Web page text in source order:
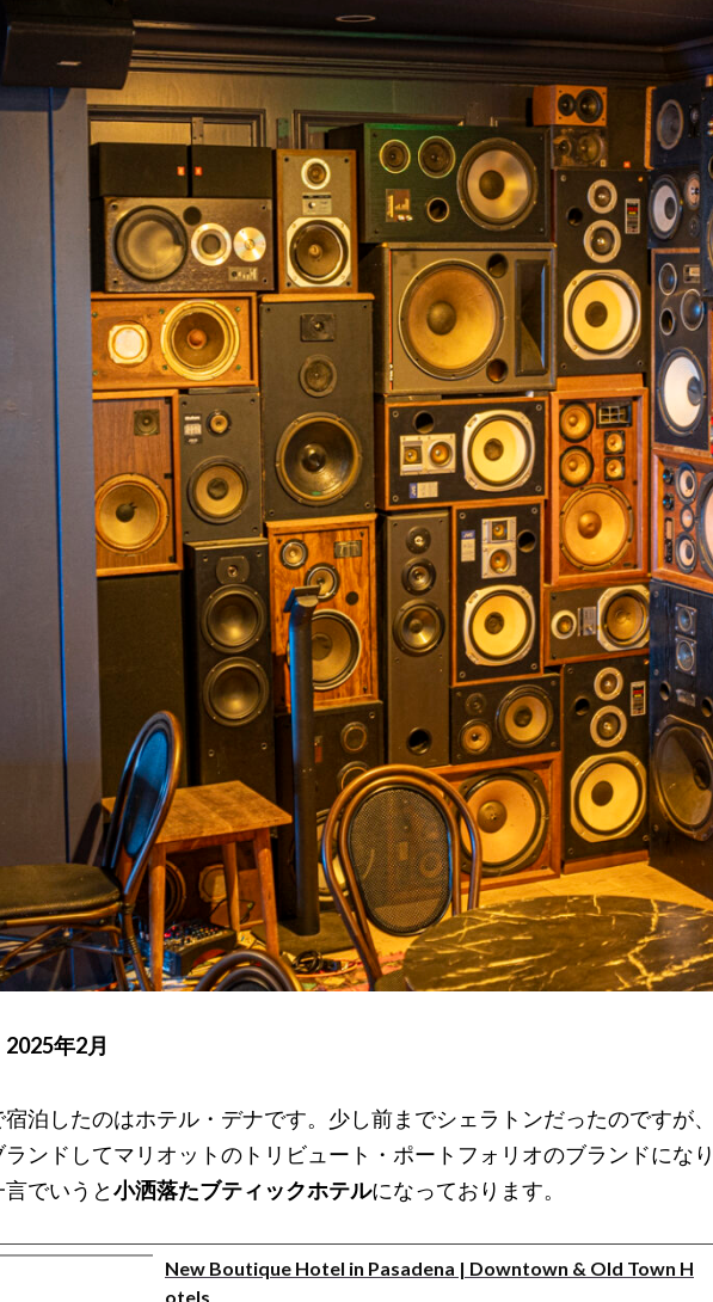
年2月
泊したのはホテル・デナです。少し前までシェラトンだったのですが、
ンドしてマリオットのトリビュート・ポートフォリオのブランドになり
でいうと小洒落たブティックホテルになっております。
New Boutique Hotel in Pasadena | Downtown & Old Town H
otels